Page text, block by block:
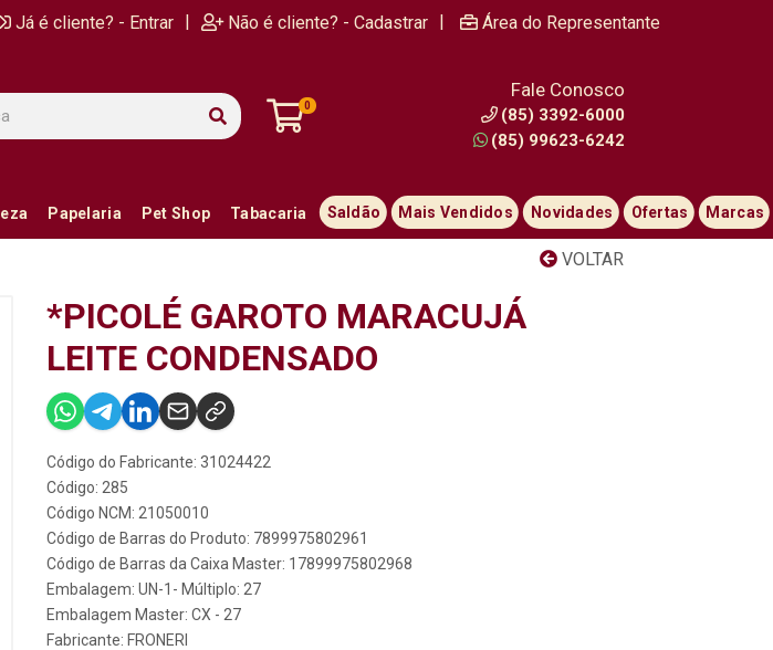
Já é cliente? - Entrar | Não é cliente? - Cadastrar | Área do Representante
0
Fale Conosco
(85) 3392-6000
(85) 99623-6242
Papelaria Pet Shop Tabacaria Saldão Mais Vendidos Novidades Ofertas Marcas
VOLTAR
*PICOLÉ GAROTO MARACUJÁ
LEITE CONDENSADO
Código do Fabricante: 31024422
Código: 285
Código NCM: 21050010
Código de Barras do Produto: 7899975802961
Código de Barras da Caixa Master: 17899975802968
Embalagem: UN-1- Múltiplo: 27
Embalagem Master: CX - 27
Fabricante: FRONERI